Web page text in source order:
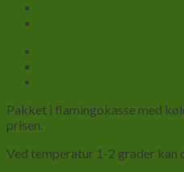
Pakket i flamingokasse med
prisen.
Ved temperatur 1-2 grader kan